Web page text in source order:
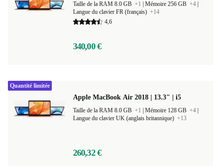
Taille de la RAM 8.0 GB +1 Mémoire 256 GB +4
Langue du clavier FR (français) +14
4,6
340,00 €
Apple MacBook Air 2018 | 13.3" | i5
Taille de la RAM 8.0 GB +1 Mémoire 128 GB +4
Langue du clavier UK (anglais britannique) +13
260,32 €
Quantité limitée